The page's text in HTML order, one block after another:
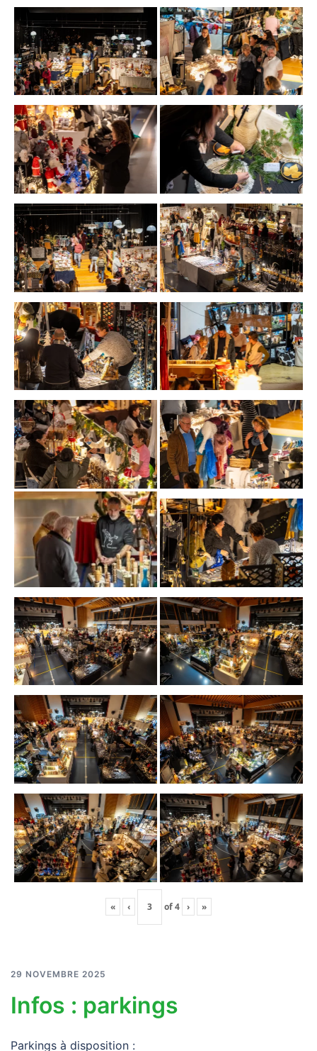
« ‹ of4 › »
29 NOVEMBRE 2025
Infos : parkings
Parkings à disposition :